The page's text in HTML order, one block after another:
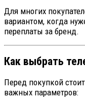
Для многих
вариантом, когда
переплаты за бренд.
Как выбрать
Перед покупкой
важных параметров: